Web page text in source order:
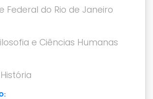
Federal do Rio de Janeiro
e Ciências Humanas